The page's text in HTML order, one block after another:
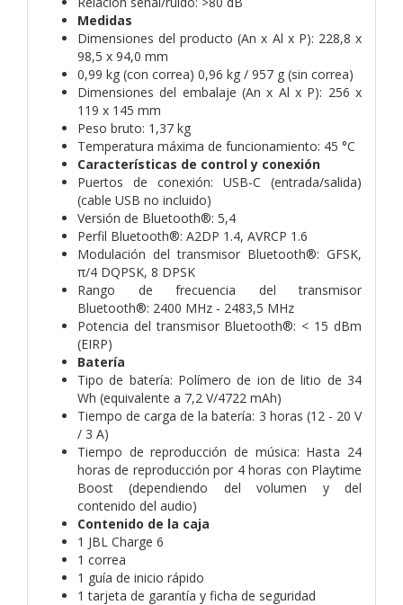
Medidas
Dimensiones del producto (An x Al x P): 228,8 x
98,5 x 94,0 mm
0,99 kg (con correa) 0,96 kg / 957 g (sin correa)
Dimensiones del embalaje (An x Al x P): 256 x
119 x 145 mm
Peso bruto: 1,37 kg
Temperatura máxima de funcionamiento: 45 °C
Características de control y conexión
Puertos de conexión: USB-C (entrada/salida)
(cable USB no incluido)
Versión de Bluetooth®: 5,4
Perfil Bluetooth®: A2DP 1.4, AVRCP 1.6
Modulación del transmisor Bluetooth®: GFSK,
π/4 DQPSK, 8 DPSK
Rango de frecuencia del transmisor
Bluetooth®: 2400 MHz - 2483,5 MHz
Potencia del transmisor Bluetooth®: < 15 dBm
(EIRP)
Batería
Tipo de batería: Polímero de ion de litio de 34
Wh (equivalente a 7,2 V/4722 mAh)
Tiempo de carga de la batería: 3 horas (12 - 20 V
/ 3 A)
Tiempo de reproducción de música: Hasta 24
horas de reproducción por 4 horas con Playtime
Boost (dependiendo del volumen y del
contenido del audio)
Contenido de la caja
1 JBL Charge 6
1 correa
1 guía de inicio rápido
1 tarjeta de garantía y ficha de seguridad